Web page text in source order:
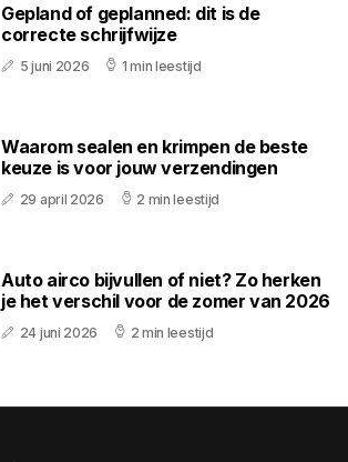
Gepland of geplanned: dit is de
correcte schrijfwijze
5 juni 2026 1 min leestijd
Waarom sealen en krimpen de beste
keuze is voor jouw verzendingen
29 april 2026 2 min leestijd
Auto airco bijvullen of niet? Zo herken
je het verschil voor de zomer van 2026
24 juni 2026 2 min leestijd